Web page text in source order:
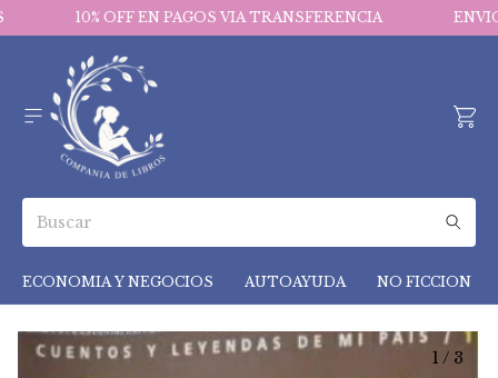
10% OFF EN PAGOS VIA TRANSFERENCIA ENVIOS
ECONOMIA Y NEGOCIOS AUTOAYUDA NO FICCION
1 / 3